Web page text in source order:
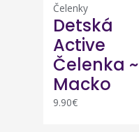
Čelenky
Detská
Active
Čelenka ~
Macko
9.90€